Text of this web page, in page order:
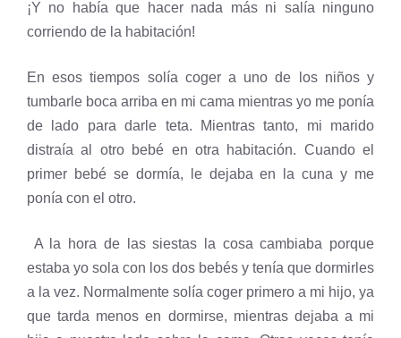
¡Y no había que hacer nada más ni salía ninguno
corriendo de la habitación!
En esos tiempos solía coger a uno de los niños y
tumbarle boca arriba en mi cama mientras yo me ponía
de lado para darle teta. Mientras tanto, mi marido
distraía al otro bebé en otra habitación. Cuando el
primer bebé se dormía, le dejaba en la cuna y me
ponía con el otro.
A la hora de las siestas la cosa cambiaba porque
estaba yo sola con los dos bebés y tenía que dormirles
a la vez. Normalmente solía coger primero a mi hijo, ya
que tarda menos en dormirse, mientras dejaba a mi